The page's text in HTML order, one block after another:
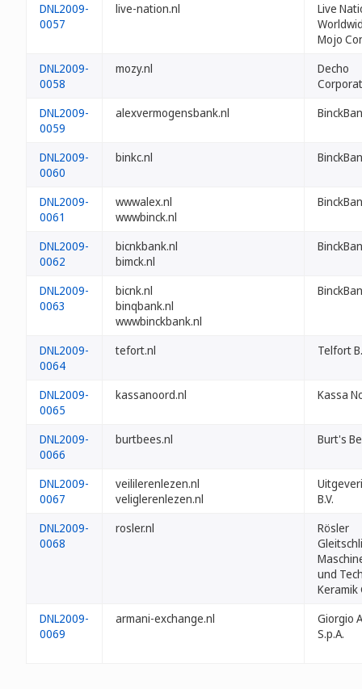
DNL2009-
0057
live-nation.nl
Live
Mojo
DNL2009-
0058
mozy.nl
Decho
DNL2009-
0059
alexvermogensbank.nl
DNL2009-
0060
binkc.nl
DNL2009-
0061
wwwalex.nl
wwwbinck.nl
DNL2009-
0062
bicnkbank.nl
bimck.nl
DNL2009-
0063
bicnk.nl
binqbank.nl
wwwbinckbank.nl
DNL2009-
0064
tefort.nl Telfort
DNL2009-
0065
kassanoord.nl Kassa
DNL2009-
0066
burtbees.nl Burt's
DNL2009-
0067
veililerenlezen.nl
veliglerenlezen.nl
B.V.
DNL2009-
0068
rosler.nl
Rösler
und
Keramik
DNL2009-
0069
armani-exchange.nl
Giorgio
S.p.A.